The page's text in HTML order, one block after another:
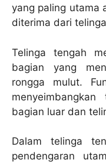
yang paling utama
diterima dari
Telinga tengah
bagian yang
rongga mulut.
bagian luar dan
Dalam telinga
pendengaran